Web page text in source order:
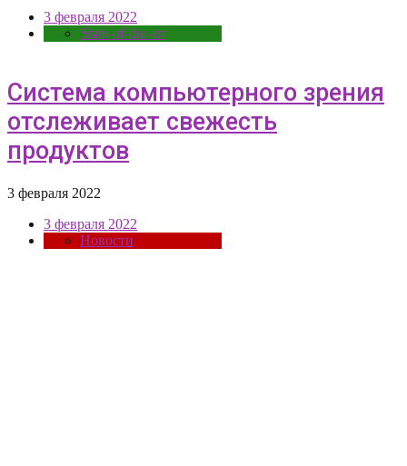
3 февраля 2022
State-of-the-art
Система компьютерного зрения
отслеживает свежесть
продуктов
3 февраля 2022
3 февраля 2022
Новости